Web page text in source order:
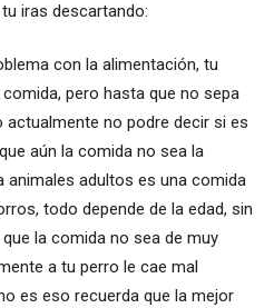
iras descartando:
con la alimentación, tu
pero hasta que no sepa
actualmente no podre decir si es
aún la comida no sea la
animales adultos es una comida
todo depende de la edad, sin
la comida no sea de muy
a tu perro le cae mal
es eso recuerda que la mejor